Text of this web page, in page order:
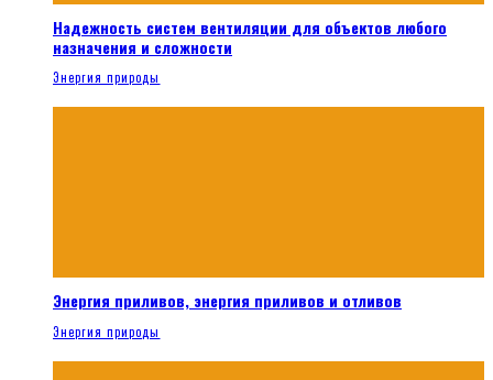
Надежность систем вентиляции для объектов любого
назначения и сложности
Энергия природы
Энергия приливов, энергия приливов и отливов
Энергия природы